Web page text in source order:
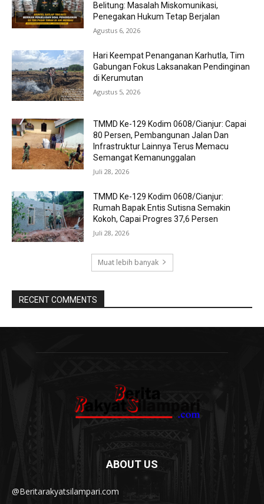
Belitung: Masalah Miskomunikasi,
Penegakan Hukum Tetap Berjalan
Agustus 6, 2026
Hari Keempat Penanganan Karhutla, Tim
Gabungan Fokus Laksanakan Pendinginan
di Kerumutan
Agustus 5, 2026
TMMD Ke-129 Kodim 0608/Cianjur: Capai
80 Persen, Pembangunan Jalan Dan
Infrastruktur Lainnya Terus Memacu
Semangat Kemanunggalan
Juli 28, 2026
TMMD Ke-129 Kodim 0608/Cianjur:
Rumah Bapak Entis Sutisna Semakin
Kokoh, Capai Progres 37,6 Persen
Juli 28, 2026
Muat lebih banyak
RECENT COMMENTS
ABOUT US
@Beritarakyatsilampari.com